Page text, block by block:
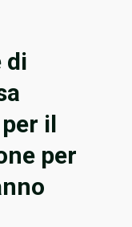
di
il
per